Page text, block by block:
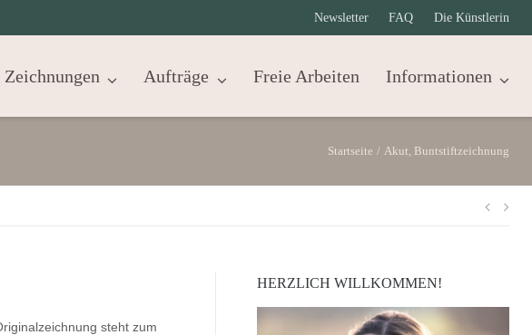
Newsletter FAQ Die Künstlerin
Zeichnungen Aufträge Freie Arbeiten Informationen
Startseite / Akut, Buntstiftzeichnung
steht zum
HERZLICH WILLKOMMEN!